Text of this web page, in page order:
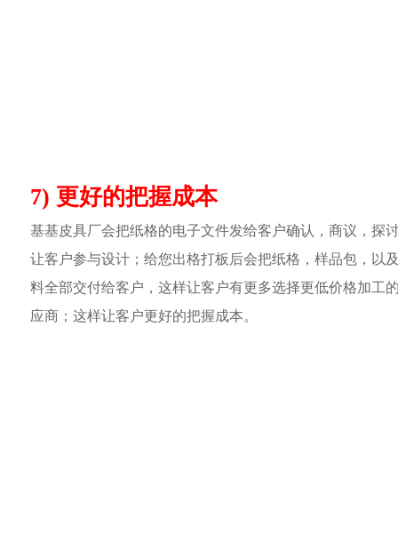
7) 更好的把握成本
基基皮具厂会把纸格的电子文件发给客户确认，商议，探
让客户参与设计；给您出格打板后会把纸格，样品包，以
料全部交付给客户，这样让客户有更多选择更低价格加工
应商；这样让客户更好的把握成本。